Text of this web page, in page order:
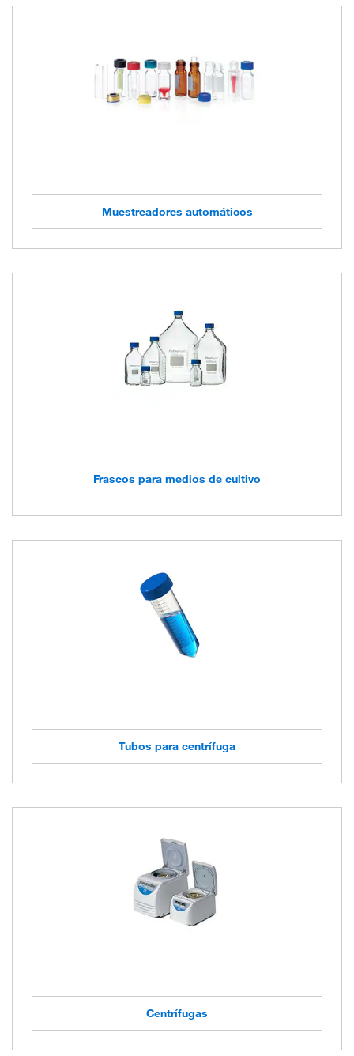
Muestreadores automáticos
Frascos para medios de cultivo
Tubos para centrífuga
Centrífugas